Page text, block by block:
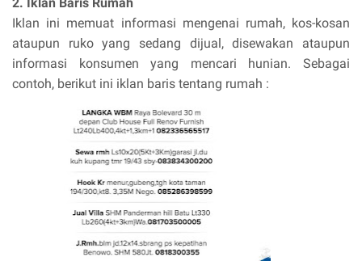
Iklan ini memuat informasi mengenai rumah, kos-kosan
ataupun ruko yang sedang dijual, disewakan ataupun
informasi konsumen yang mencari hunian. Sebagai
contoh, berikut ini iklan baris tentang rumah :